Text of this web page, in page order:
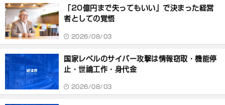
「20億円まで失ってもいい」で決まった経営
者としての覚悟
2026/08/03
国家レベルのサイバー攻撃は情報窃取・機能停
止・世論工作・身代金
2026/08/03